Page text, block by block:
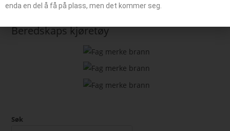
Beredskaps kjøretøy
Søk
enda en del å få på plass, men det kommer seg.